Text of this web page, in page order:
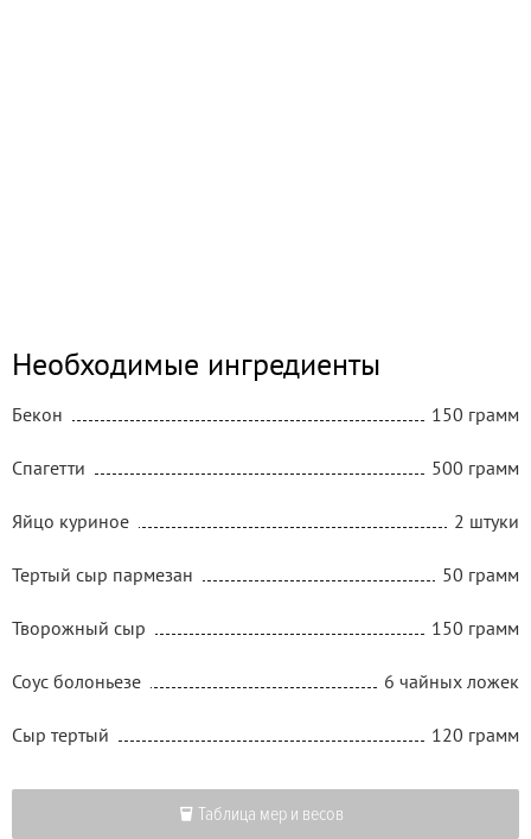
Необходимые ингредиенты
Бекон 150 грамм
Спагетти 500 грамм
Яйцо куриное 2 штуки
Тертый сыр пармезан 50 грамм
Творожный сыр 150 грамм
Соус болоньезе 6 чайных ложек
Сыр тертый 120 грамм
Таблица мер и весов